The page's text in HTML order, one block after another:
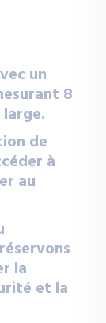
un
8
de
à
au
la
et la